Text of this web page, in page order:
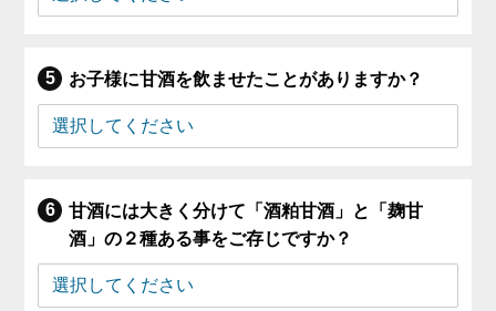
お子様に甘酒を飲ませたことがありますか？
甘酒には大きく分けて「酒粕甘酒」と「麹甘
酒」の２種ある事をご存じですか？